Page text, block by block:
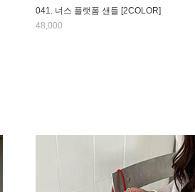
041. 너스 플랫폼 샌들 [2COLOR]
48,000